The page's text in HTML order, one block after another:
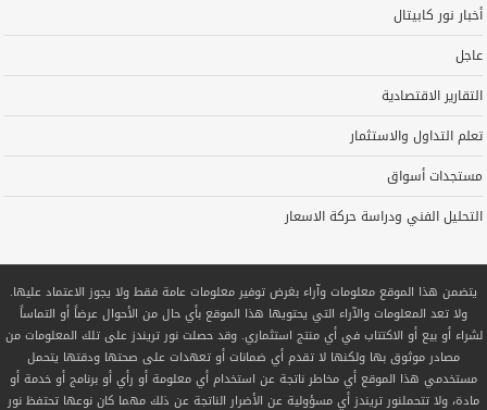
أخبار نور كابيتال
عاجل
التقارير الاقتصادية
تعلم التداول والاستثمار
مستجدات أسواق
التحليل الفني ودراسة حركة الاسعار
يتضمن هذا الموقع معلومات وآراء بغرض توفير معلومات عامة فقط ولا يجوز الاعتماد عليها.
ولا تعد المعلومات والآراء التي يحتويها هذا الموقع بأي حال من الأحوال عرضاً أو التماساً
لشراء أو بيع أو الاكتتاب في أي منتج استثماري. وقد حصلت نور تريندز على تلك المعلومات من
مصادر موثوق بها ولكنها لا تقدم أي ضمانات أو تعهدات على صحتها ودقتها يتحمل
مستخدمي هذا الموقع أي مخاطر ناتجة عن استخدام أي معلومة أو رأي أو برنامج أو خدمة أو
مادة، ولا تتحملنور تريندز أي مسؤولية عن الأضرار الناتجة عن ذلك مهما كان نوعها تحتفظ نور